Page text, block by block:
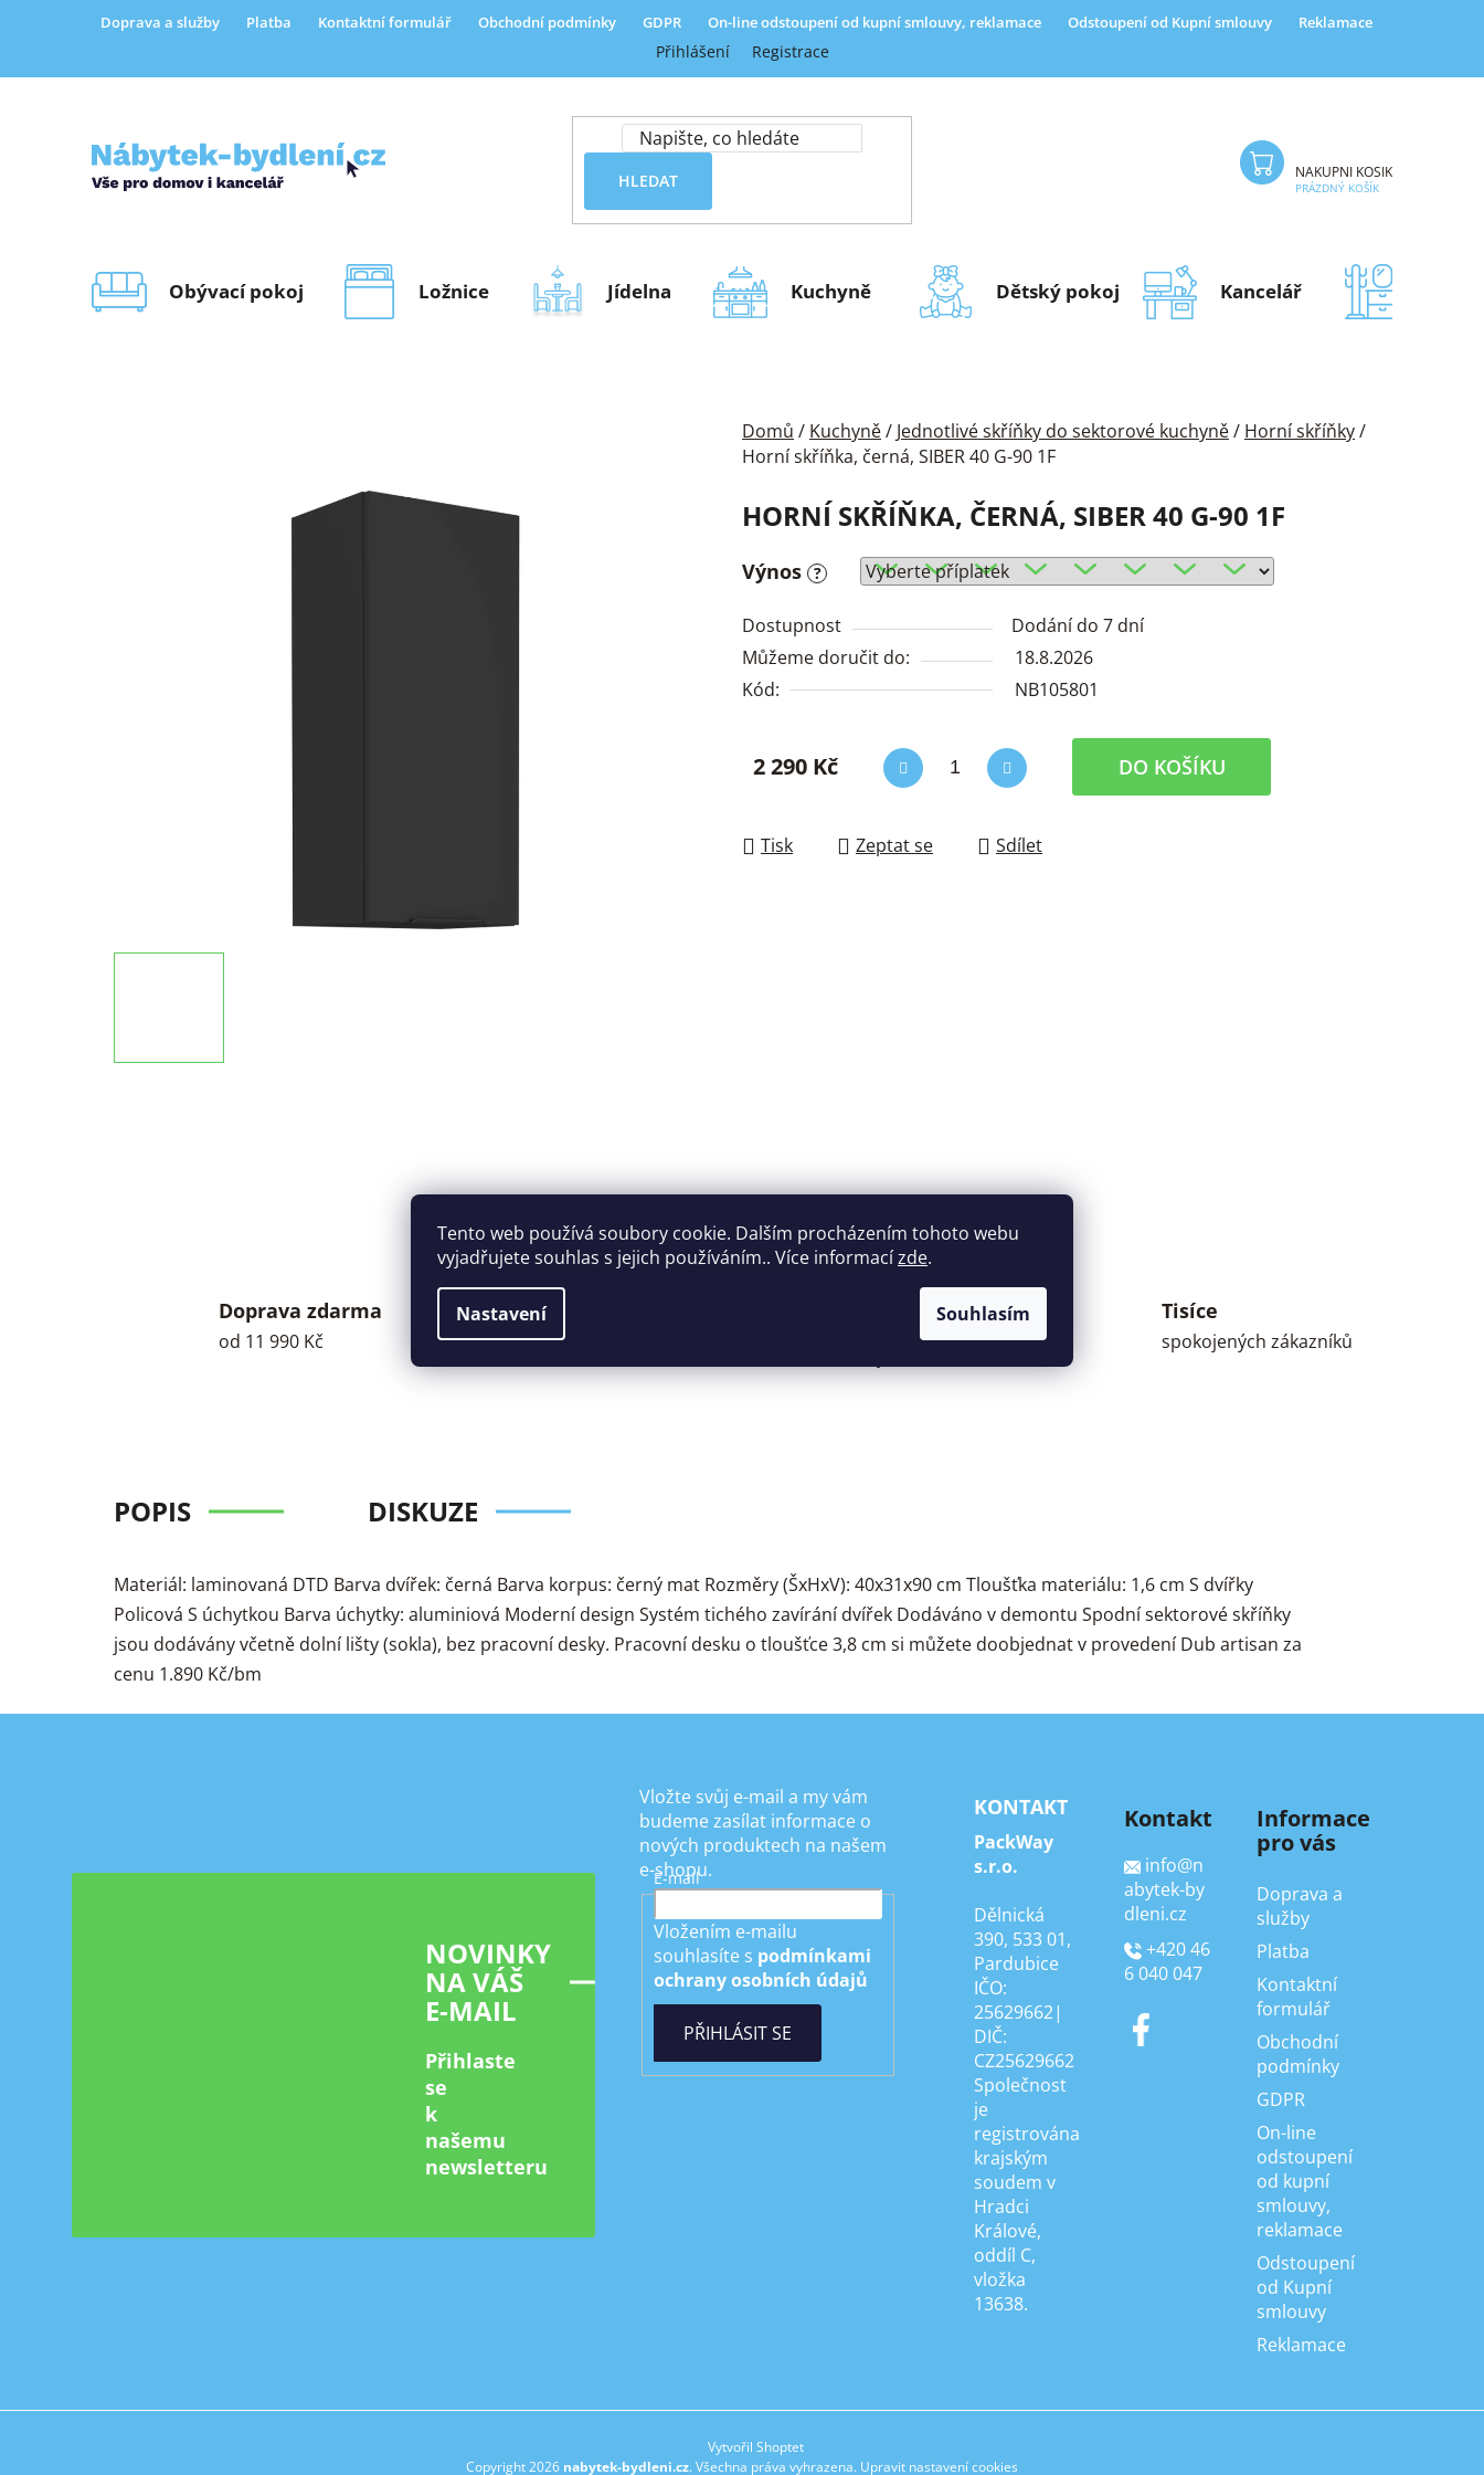
Tento web používá soubory cookie. Dalším procházením tohoto webu
vyjadřujete souhlas s jejich používáním.. Více informacízde.
Nastavení Souhlasím
Doprava a služby Platba Kontaktní formulář Obchodní podmínky GDPR On-line odstoupení od kupní smlouvy, reklamace Odstoupení od Kupní smlouvy Reklamace
Přihlášení Registrace
HLEDAT NÁKUPNÍ KOŠÍK
PRÁZDNÝ KOŠÍK
Obývací pokoj Ložnice Jídelna Kuchyně Dětský pokoj Kancelář
Domů / Kuchyně/ Jednotlivé skříňky do sektorové kuchyně/ Horní skříňky/
Horní skříňka, černá, SIBER 40 G-90 1F
HORNÍ SKŘÍŇKA, ČERNÁ, SIBER 40 G-90 1F
Výnos ?
Dostupnost
Dodání do 7 dní
Můžeme doručit do:
18.8.2026
Kód:
NB105801
2 290 Kč DO KOŠÍKU
Tisk Zeptat se Sdílet
Doprava zdarma
od 11 990 Kč
Perfektní
zákaznická podpora
Široký výběr
nábytku za rozumné
Tisíce
spokojených zákazníků
POPIS DISKUZE
Materiál: laminovaná DTD Barva dvířek: černá Barva korpus: černý mat Rozměry (ŠxHxV): 40x31x90 cm Tloušťka materiálu: 1,6 cm S dvířky
Policová S úchytkou Barva úchytky: aluminiová Moderní design Systém tichého zavírání dvířek Dodáváno v demontu Spodní sektorové skříňky
jsou dodávány včetně dolní lišty (sokla), bez pracovní desky. Pracovní desku o tloušťce 3,8 cm si můžete doobjednat v provedení Dub artisan za
cenu 1.890 Kč/bm
NOVINKY
NA VÁŠ
E-MAIL
Přihlaste
se
k
našemu
newsletteru
Vložte svůj e-mail a my vám
budeme zasílat informace o
nových produktech na našem
e-shopu.
E-mail
Vložením e-mailu
souhlasíte s podmínkami
ochrany osobních údajů
PŘIHLÁSIT SE
KONTAKT
PackWay
s.r.o.
Dělnická
390, 533 01,
Pardubice
IČO:
25629662|
DIČ:
CZ25629662
Společnost
je
registrována
krajským
soudem v
Hradci
Králové,
oddíl C,
vložka
13638.
Kontakt
info@n
abytek-by
dleni.cz
+420 46
6 040 047
Informace
pro vás
Doprava a
služby
Platba
Kontaktní
formulář
Obchodní
podmínky
GDPR
On-line
odstoupení
od kupní
smlouvy,
reklamace
Odstoupení
od Kupní
smlouvy
Reklamace
Vytvořil Shoptet
Copyright 2026 nabytek-bydleni.cz. Všechna práva vyhrazena. Upravit nastavení cookies